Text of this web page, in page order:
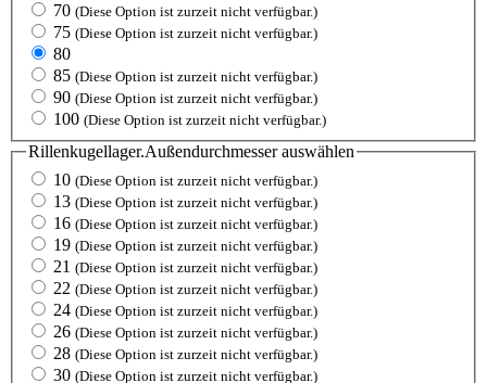
70 (Diese Option ist zurzeit nicht verfügbar.)
75 (Diese Option ist zurzeit nicht verfügbar.)
80
85 (Diese Option ist zurzeit nicht verfügbar.)
90 (Diese Option ist zurzeit nicht verfügbar.)
100 (Diese Option ist zurzeit nicht verfügbar.)
Rillenkugellager.Außendurchmesserauswählen
10 (Diese Option ist zurzeit nicht verfügbar.)
13 (Diese Option ist zurzeit nicht verfügbar.)
16 (Diese Option ist zurzeit nicht verfügbar.)
19 (Diese Option ist zurzeit nicht verfügbar.)
21 (Diese Option ist zurzeit nicht verfügbar.)
22 (Diese Option ist zurzeit nicht verfügbar.)
24 (Diese Option ist zurzeit nicht verfügbar.)
26 (Diese Option ist zurzeit nicht verfügbar.)
28 (Diese Option ist zurzeit nicht verfügbar.)
30 (Diese Option ist zurzeit nicht verfügbar.)